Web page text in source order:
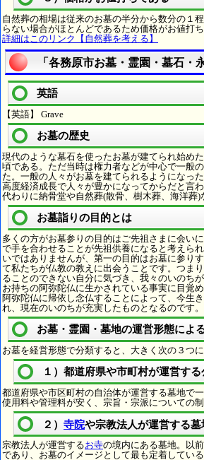
自然葬の相場は従来のお墓の半分から数分の１
らない場合がほとんどであるため価格がお値打ち
詳細はこのリンク【自然葬を考える】
「各務原市お墓・霊園・墓石
英語
【英語】 Grave
お墓の歴史
現代のような墓石を使ったお墓が建てられ始め
頃である。ただ当時は権力者などが中心で一般
た。一般の人々がお墓を建てられるようになっ
高度経済成長で人々が豊かになってからだと言
代わりに納骨堂や自然葬(散骨、樹木葬、海洋葬)
お墓詣りの目的とは
多くの方がお墓参りの目的はご先祖さまに会い
で手を合わせることが先祖供養になると考えら
いではありませんが、第一の目的はお墓に参り
て私たちが仏教の教えに出会うことです。つま
ることのできない自分に気づき、我々のいのち
お持ちの阿弥陀仏に生かされている事実に目覚
阿弥陀仏に帰依し念仏することによって、今生
れ、現在のいのちが充実したものとなるのです。
お墓・霊園・墓地の運営形態によ
お墓を経営形態で分類すると、大きく次の３つに
１）都道府県や市町村が運営す
都道府県や市区町村の自治体が運営する墓地で
使用料や管理料が安く、宗旨・宗派についての制
２） 寺院や宗教法人が運営する墓
宗教法人が運営するお寺の境内にある墓地。以
であり、お墓のイメージとして最も定着してい